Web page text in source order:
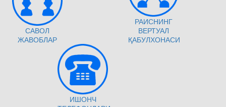
САВОЛ
ЖАВОБЛАР
РАИСНИНГ
ВЕРТУАЛ
ҚАБУЛХОНАСИ
ИШОНЧ